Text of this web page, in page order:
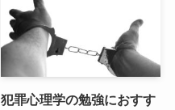
犯罪心理学の勉強におすす